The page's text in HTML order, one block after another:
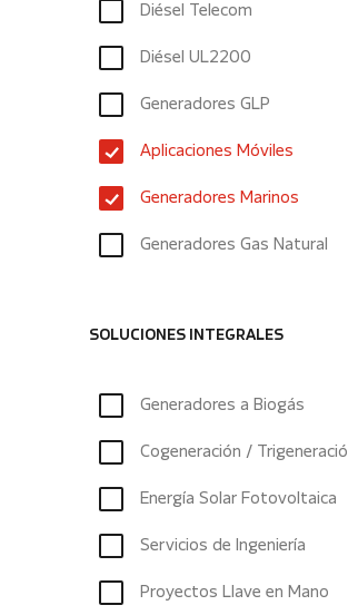
Diésel Telecom
Diésel UL2200
Generadores GLP
Aplicaciones Móviles
Generadores Marinos
Generadores Gas Natural
SOLUCIONES INTEGRALES
Generadores a Biogás
Cogeneración /
Energía Solar Fotovoltaica
Servicios de Ingeniería
Proyectos Llave en Mano